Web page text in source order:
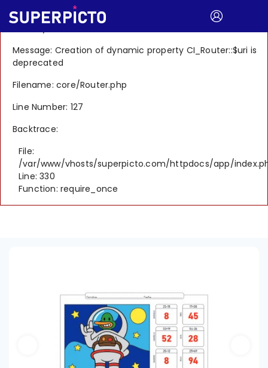
A PHP Error was encountered
Message: Creation of dynamic property CI_Router::$uri is
deprecated
Filename: core/Router.php
Line Number: 127
Backtrace:
File:
/var/www/vhosts/superpicto.com/httpdocs/app/
Line: 330
Function: require_once